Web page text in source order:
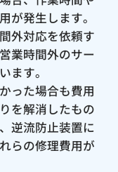
が発生します。
外対応を依頼す
業時間外のサー
ます。
った場合も費用
を解消したもの
逆流防止装置に
らの修理費用が